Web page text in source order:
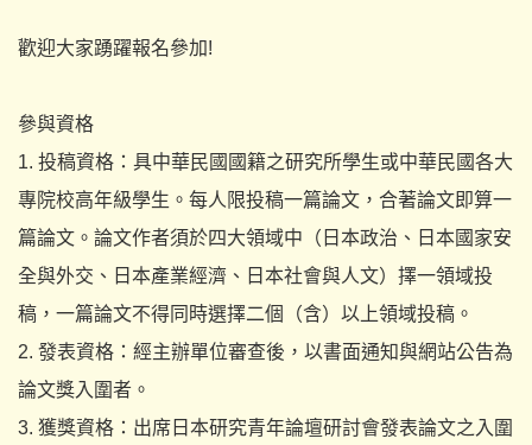
歡迎大家踴躍報名參加!
參與資格
1. 投稿資格： 具中華民國國籍之研究所學生或中華民國各大
專院校高年級學生。 每人限投稿一篇論文，合著論文即算一
篇論文。 論文作者須於四大領域中（日本政治、日本國家安
全與外交、 日本產業經濟、日本社會與人文）擇一領域投
稿， 一篇論文不得同時選擇二個（含）以上領域投稿。
2. 發表資格：經主辦單位審查後， 以書面通知與網站公告為
論文獎入圍者。
3. 獲獎資格：出席日本研究青年論壇研討會發表論文之入圍